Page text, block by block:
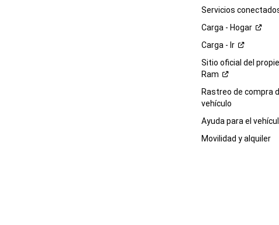
Servicios
Carga - Hogar
Carga - Ir
Sitio oficial del
Ram
Rastreo de compra
vehículo
Ayuda para el
Movilidad y alquiler